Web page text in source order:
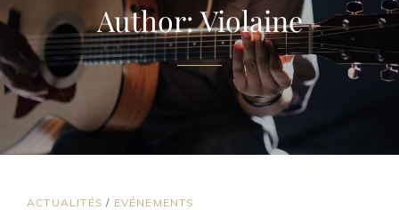
Author:Violaine
CAT
ACTUALITÉS / EVÉNEMENTS